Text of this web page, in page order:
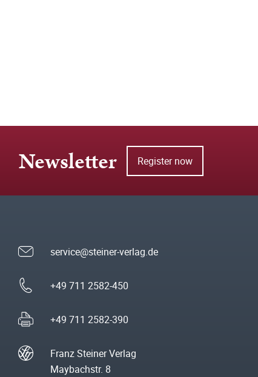
Newsletter Register now
service@steiner-verlag.de
+49 711 2582-450
+49 711 2582-390
Franz Steiner Verlag
Maybachstr. 8